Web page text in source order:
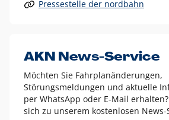
Alle anderen Logo-Varianten dürfen
Diese Ausnahmen sind zum Beispiel:
dem AKN Blau,
weißes Logo auf
schwarzes Logo für reine
Pressestelle der nordbahn
AKN News-Service
Möchten Sie Fahrplanänderungen,
Störungsmeldungen und aktuelle
per WhatsApp oder E-Mail
sich zu unserem kostenlosen News-